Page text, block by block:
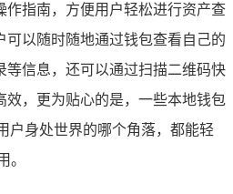
作指南，方便用户轻松进行资产查
可以随时随地通过钱包查看自己的
等信息，还可以通过扫描二维码快
效，更为贴心的是，一些本地钱包
户身处世界的哪个角落，都能轻
。